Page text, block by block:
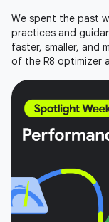
We spent the past
practices and
faster, smaller, and
of the R8 optimizer